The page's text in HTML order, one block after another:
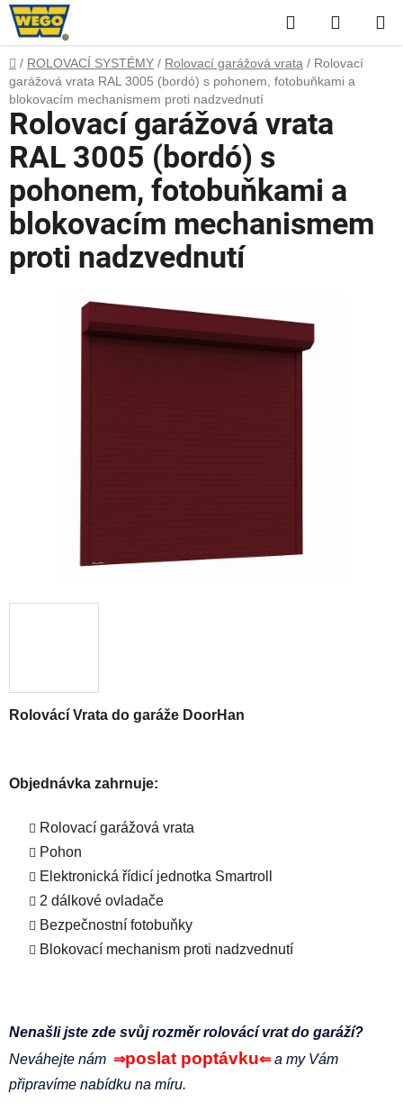
Přejít
na
obsah
Hledat
KOŠÍK
Domů
/ ROLOVACÍ SYSTÉMY / Rolovací garážová vrata / Rolovací
garážová vrata RAL 3005 (bordó) s pohonem, fotobuňkami a
blokovacím mechanismem proti nadzvednutí
Rolovácí Vrata do garáže DoorHan
Objednávka zahrnuje:
Rolovací garážová vrata
Pohon
Elektronická řídicí jednotka Smartroll
2 dálkové ovladače
Bezpečnostní fotobuňky
Blokovací mechanism proti nadzvednutí
Nenašli jste zde svůj rozměr rolovácívrat do garáží?
Neváhejte nám ⇒poslat poptávku⇐ a my Vám
připravíme nabídku na míru.
Rolovací garážová vrata
RAL 3005 (bordó) s
pohonem, fotobuňkami a
blokovacím mechanismem
proti nadzvednutí